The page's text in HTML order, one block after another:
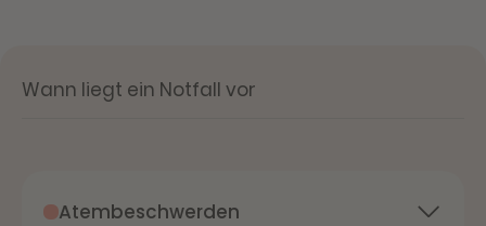
Wann liegt ein Notfall vor
Atembeschwerden